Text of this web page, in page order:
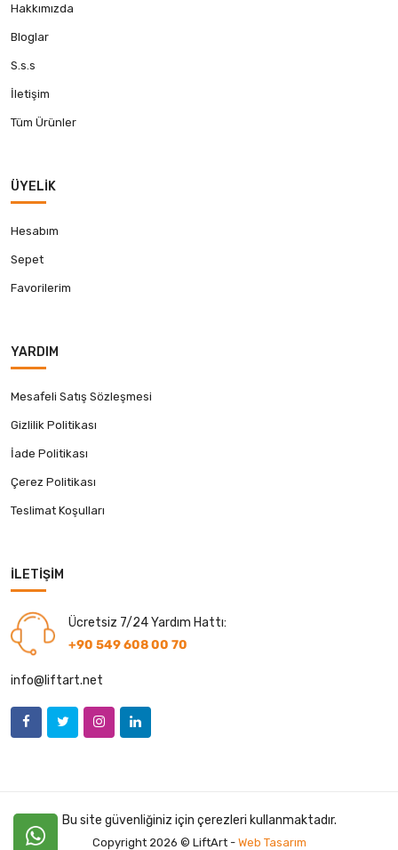
Hakkımızda
Bloglar
S.s.s
İletişim
Tüm Ürünler
ÜYELIK
Hesabım
Sepet
Favorilerim
YARDIM
Mesafeli Satış Sözleşmesi
Gizlilik Politikası
İade Politikası
Çerez Politikası
Teslimat Koşulları
İLETIŞIM
Ücretsiz 7/24 Yardım Hattı:
+90 549 608 00 70
info@liftart.net
Bu site güvenliğiniz için çerezleri kullanmaktadır.
Copyright 2026 © LiftArt - Web Tasarım